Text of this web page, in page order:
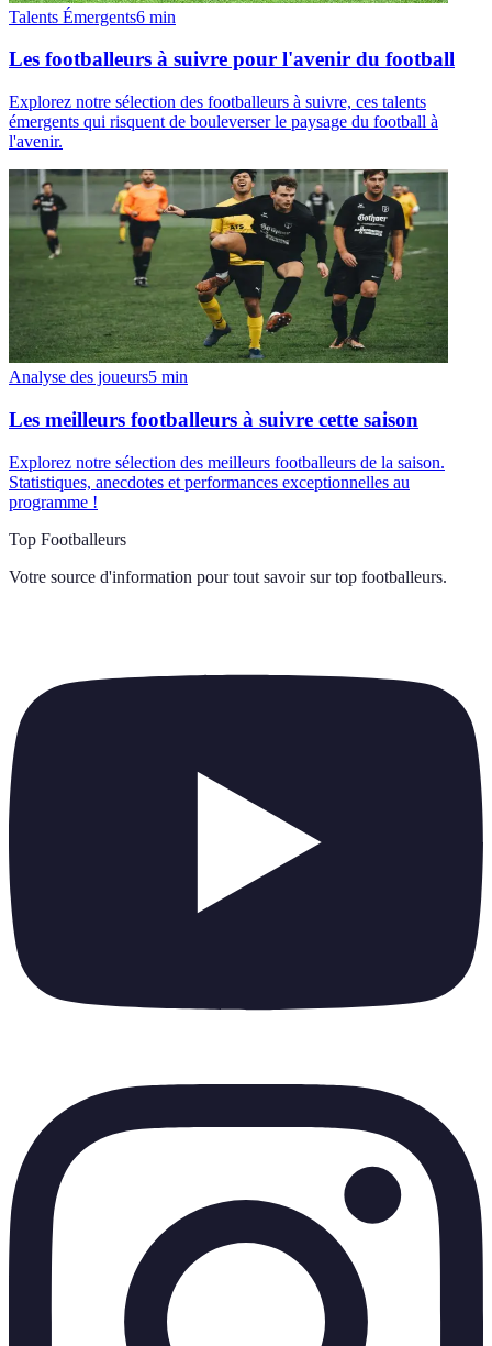
Talents Émergents6 min
Les footballeurs à suivre pour l'avenir du football
Explorez notre sélection des footballeurs à suivre, ces talents
émergents qui risquent de bouleverser le paysage du football à
l'avenir.
Analyse des joueurs5 min
Les meilleurs footballeurs à suivre cette saison
Explorez notre sélection des meilleurs footballeurs de la saison.
Statistiques, anecdotes et performances exceptionnelles au
programme !
Top Footballeurs
Votre source d'information pour tout savoir sur top footballeurs.